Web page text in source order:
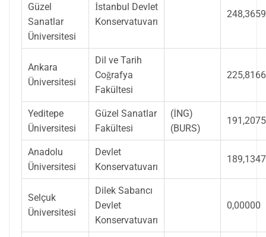
Güzel
Sanatlar
Üniversitesi
İstanbul Devlet
Konservatuvarı
Ankara
Üniversitesi
Dil ve Tarih
Coğrafya
Fakültesi
Yeditepe
Üniversitesi
Güzel Sanatlar
Fakültesi
(İNG)
(BURS)
Anadolu
Üniversitesi
Devlet
Konservatuvarı
Selçuk
Üniversitesi
Dilek Sabancı
Devlet
Konservatuvarı
0,00000